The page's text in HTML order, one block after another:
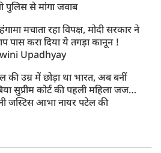
दत्त के दक्षिणपुरी स्थित दफ़्तर के
पुलिस से मांगा जवाब
हंगामा मचाता रहा विपक्ष, मोदी सरकार ने
पास करा दिया ये तगड़ा कानून !
Upadhyay
की उम्र में छोड़ा था भारत, अब बनीं
सुप्रीम कोर्ट की पहली महिला जज…
जस्टिस आभा नायर पटेल की